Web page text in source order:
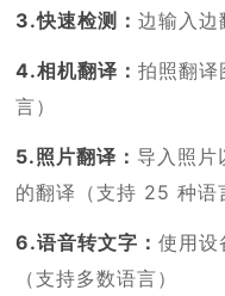
3.快速检测：边输入边
4.相机翻译：拍照翻
言）
5.照片翻译： 导入照片
的翻译（支持 25 种语
6.语音转文字：使用设
（支持多数语言）